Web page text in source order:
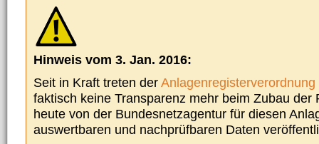
Hinweis vom 3. Jan. 2016:
Seit in Kraft treten derAnlagenregisterverordnung
faktisch keine Transparenz mehr beim Zubau der
heute von der Bundesnetzagentur für diesen
auswertbaren und nachprüfbaren Daten